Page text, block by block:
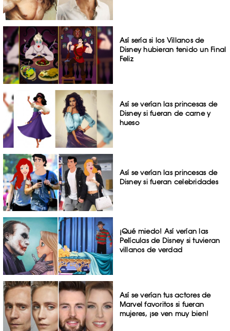
Así sería si los Villanos de
Disney hubieran tenido un Final
Feliz
Así se verían las princesas de
Disney si fueran de carne y
hueso
Así se verían las princesas de
Disney si fueran celebridades
¡Qué miedo! Así verían las
Películas de Disney si tuvieran
villanos de verdad
Así se verían tus actores de
Marvel favoritos si fueran
mujeres, ¡se ven muy bien!